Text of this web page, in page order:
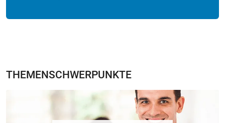
THEMENSCHWERPUNKTE